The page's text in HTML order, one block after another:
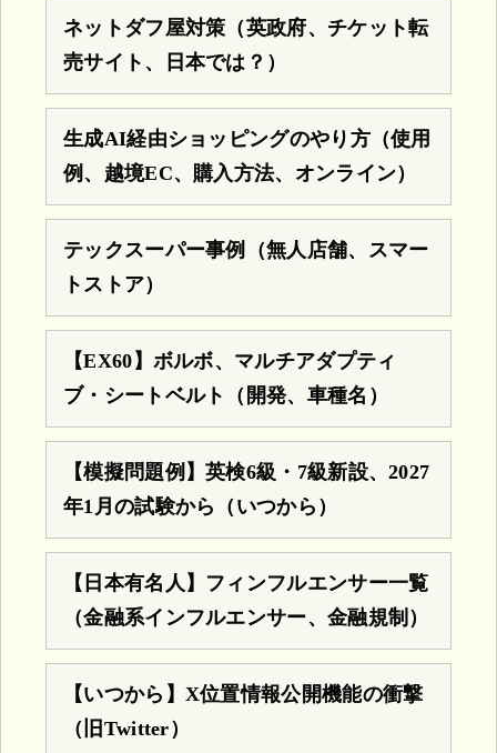
ネットダフ屋対策（英政府、チケット転
売サイト、日本では？）
生成AI経由ショッピングのやり方（使用
例、越境EC、購入方法、オンライン）
テックスーパー事例（無人店舗、スマー
トストア）
【EX60】ボルボ、マルチアダプティ
ブ・シートベルト（開発、車種名）
【模擬問題例】英検6級・7級新設、2027
年1月の試験から（いつから）
【日本有名人】フィンフルエンサー一覧
（金融系インフルエンサー、金融規制）
【いつから】X位置情報公開機能の衝撃
（旧Twitter）